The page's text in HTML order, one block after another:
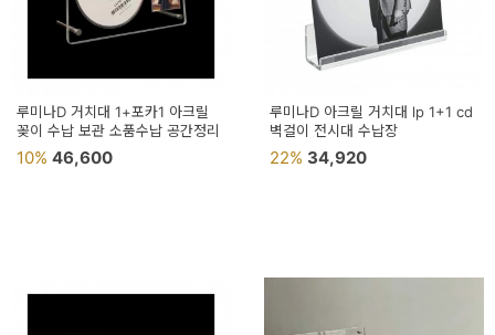
리
품
루미나D 거치대 1+포카1 아크릴
꽂이 수납 보관 소품수납 공간정리
10% 46,600
루미나D 아크릴 거치대 lp 1+1 cd
벽걸이 전시대 수납장
22% 34,920